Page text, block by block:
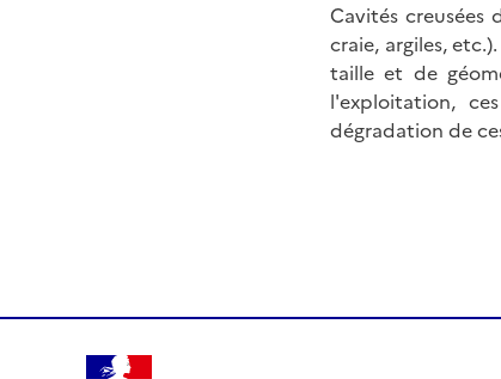
Cavités
craie, argiles,
taille et de
l'exploitation,
dégradation de